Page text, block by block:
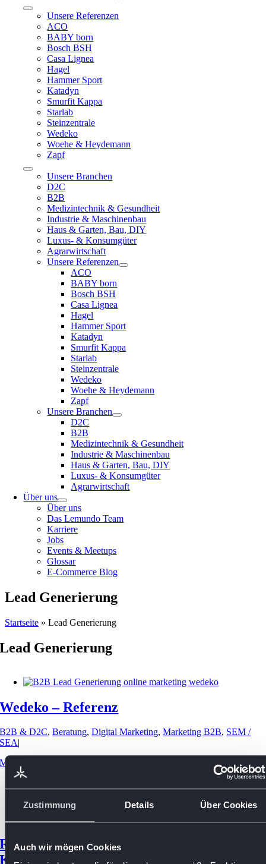
Zustimmung Details Über Cookies
Auch wir mögen Cookies
Toggle
Navigation
Unsere Referenzen
ACO
BABY born
Bosch BSH
Casa Lignea
Hagel
Hammer Sport
Katadyn
Smurfit Kappa
Starlab
Steinzentrale
Wedeko
Woehe & Heydemann
Zapf
Toggle
Navigation
Unsere Branchen
D2C
B2B
Medizintechnik & Gesundheit
Industrie & Maschinenbau
Haus & Garten, Bau, DIY
Luxus- & Konsumgüter
Agrarwirtschaft
Unsere Referenzen
ACO
BABY born
Bosch BSH
Casa Lignea
Hagel
Hammer Sport
Katadyn
Smurfit Kappa
Starlab
Steinzentrale
Wedeko
Woehe & Heydemann
Zapf
Unsere Branchen
D2C
B2B
Medizintechnik & Gesundheit
Industrie & Maschinenbau
Haus & Garten, Bau, DIY
Luxus- & Konsumgüter
Agrarwirtschaft
Über uns
Über uns
Das Lemundo Team
Karriere
Jobs
Events & Meetups
Glossar
E-Commerce Blog
Lead Generierung
Startseite » Lead Generierung
Lead Generierung
Wedeko – Referenz
B2B & D2C,Beratung,Digital Marketing,Marketing B2B, SEM /
SEA|
Mehr […]
Relaunch Unternehmenswebseite B2B –
KMU Loft